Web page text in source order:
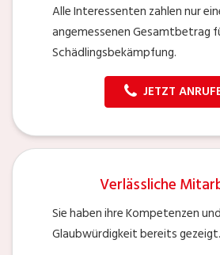
Alle Interessenten zahlen nur
angemessenen Gesamtbetrag
Schädlingsbekämpfung.
JETZT
Verlässliche
Sie haben ihre Kompetenzen
Glaubwürdigkeit bereits gezeigt.